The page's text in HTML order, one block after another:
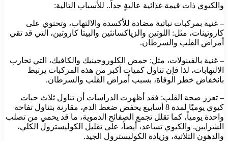
والكيوي ذات قيمة غذائية عاليةٍ جداً.. للأسباب التالية:
– غنية بمركبات نباتية مضادة للأكسدة والالتهاب، وتحتوي على
كاروتينات، مثل: اللوتين والزياكسانثين والبيتا كاروتين، التي قد تقي
أمراض القلب والسرطان.
– غنية بالفينولات، مثل: حمض الكلوروجينيك والكافيك، التي تحارب
الالتهابات، لذا فإن تناول كميات أكبر من هذه المركبات يرتبط
بانخفاض خطر الوفاة، بسبب أمراض القلب والسرطان.
– تعزز صحة القلب: فقد أظهرت الدراسات أن تناول ثلاث حبات
كيوي يوميًا لمدة 8 أسابيع يخفض ضغط الدم، مقارنة بتناول تفاحة
واحدة يومياً، كما تقلل تجمع الصفائح الدموية، ما قد يحمي من تصلب
الشرايين. والكيوي تساعد، أيضاً، على تقليل الكوليسترول الكلي،
والدهون الثلاثية، وزيادة الكوليسترول الجيد.